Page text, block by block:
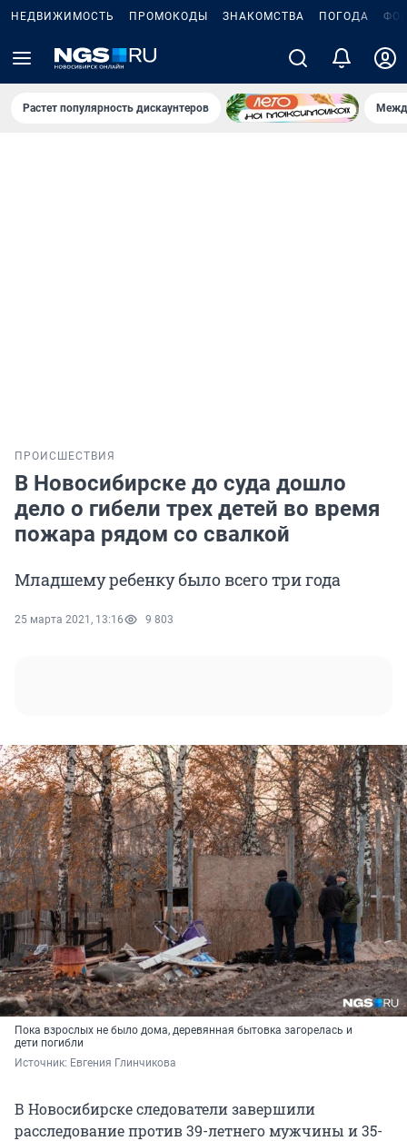
НЕДВИЖИМОСТЬ ПРОМОКОДЫ ЗНАКОМСТВА ПОГОДА
Растет популярность дискаунтеров
ПРОИСШЕСТВИЯ
В Новосибирске до суда дошло
дело о гибели трех детей во время
пожара рядом со свалкой
Младшему ребенку было всего три года
25 марта 2021, 13:16 9 803
Пока взрослых не было дома, деревянная бытовка загорелась и
дети погибли
Источник: Евгения Глинчикова
В Новосибирске следователи завершили
расследование против 39-летнего мужчины и 35-